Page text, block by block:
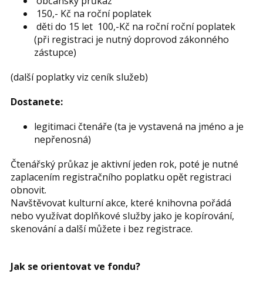
150,- Kč na roční poplatek
děti do 15 let 100,-Kč na roční roční poplatek
(při registraci je nutný doprovod zákonného
zástupce)
(další poplatky viz ceník služeb)
Dostanete:
legitimaci čtenáře (ta je vystavená na jméno a je
nepřenosná)
Čtenářský průkaz je aktivní jeden rok, poté je nutné
zaplacením registračního poplatku opět registraci
obnovit.
Navštěvovat kulturní akce, které knihovna pořádá
nebo využívat doplňkové služby jako je kopírování,
skenování a další můžete i bez registrace.
Jak se orientovat ve fondu?